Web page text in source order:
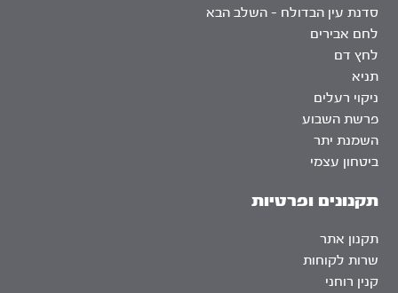
סדנת עין הבדולח – השלב הבא
לחם אבירים
לחץ דם
תניא
ניקוי רעלים
פרשת השבוע
השמנת יתר
ביטחון עצמי
תקנונים ופרטיות
תקנון אתר
שרות לקוחות
קנין רוחני